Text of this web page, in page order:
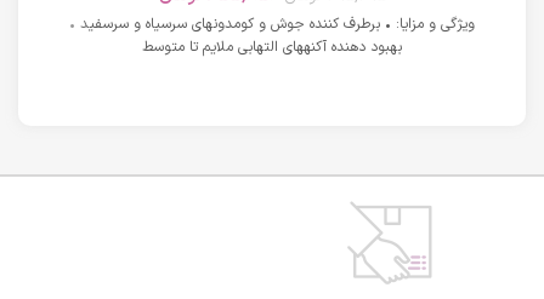
ویژگی و مزایا: • برطرف کننده جوش و کومدونهای سرسیاه و سرسفید •
بهبود دهنده آکنههای التهابی ملایم تا متوسط